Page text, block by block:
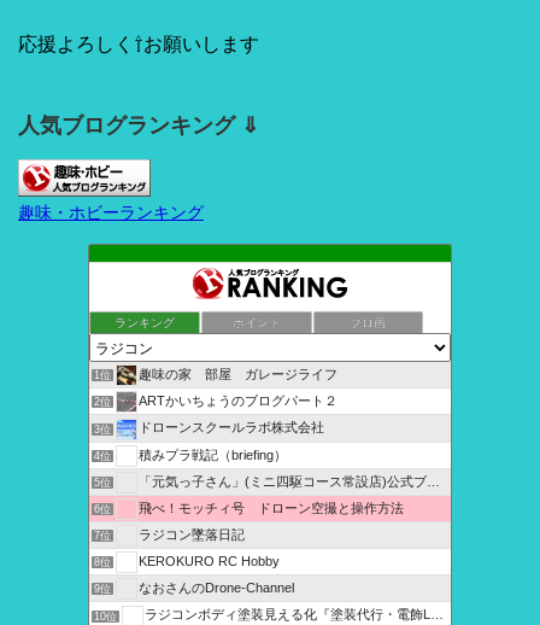
応援よろしく⇧お願いします
人気ブログランキング ⇓
趣味・ホビーランキング
ランキング ポイント ブロ画
1位 趣味の家 部屋 ガレージライフ
2位 ARTかいちょうのブログパート２
3位 ドローンスクールラボ株式会社
4位 積みプラ戦記（briefing）
5位 「元気っ子さん」(ミニ四駆コース常設店)公式ブログ
6位 飛べ！モッチィ号 ドローン空撮と操作方法
7位 ラジコン墜落日記
8位 KEROKURO RC Hobby
9位 なおさんのDrone-Channel
10位 ラジコンボディ塗装見える化『塗装代行・電飾LED製作』